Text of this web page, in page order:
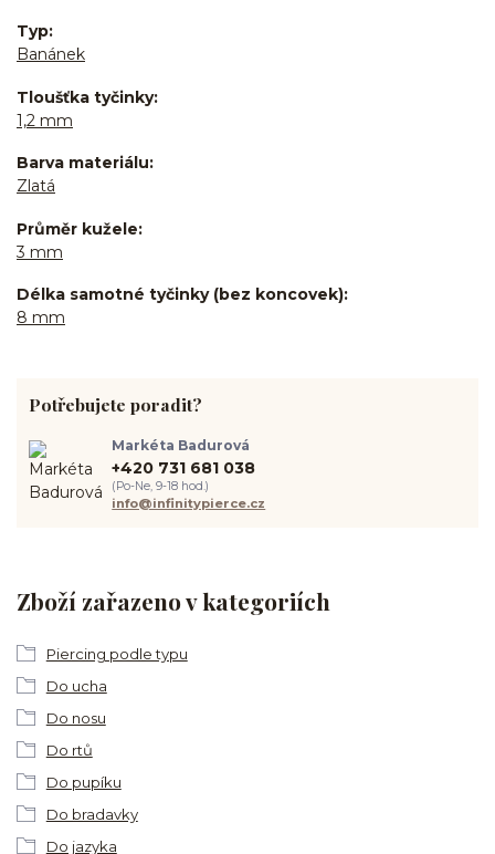
Typ
Banánek
Tloušťka tyčinky
1,2 mm
Barva materiálu
Zlatá
Průměr kužele
3 mm
Délka samotné tyčinky (bez koncovek)
8 mm
Zboží zařazeno v kategoriích
Piercing podle typu
Do ucha
Do nosu
Do rtů
Do pupíku
Do bradavky
Do jazyka
Potřebujete poradit?
Markéta Badurová
+420 731 681 038
(Po-Ne, 9-18 hod.)
info@infinitypierce.cz